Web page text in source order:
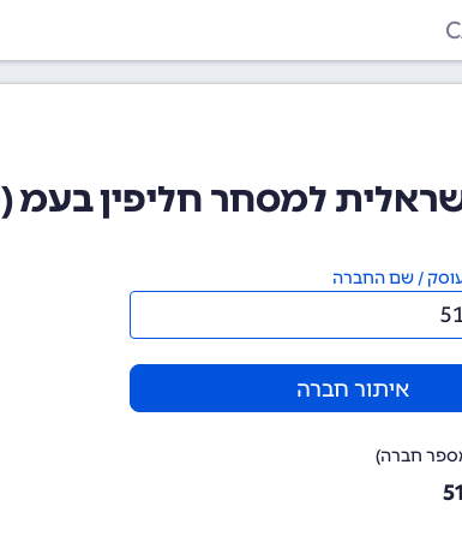
למסחר חליפין בעמ (510001340)
/ שם החברה
איתור חברה
חברה)